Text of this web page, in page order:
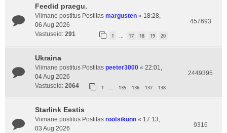
Feedid praegu.
Viimane postitus Postitas margusten « 18:28,
06 Aug 2026
Vastuseid: 291 1 … 17 18 19 20
457693
Ukraina
Viimane postitus Postitas peeter3000 « 22:01,
04 Aug 2026
Vastuseid: 2064 1 … 135 136 137 138
2449395
Starlink Eestis
Viimane postitus Postitas rootsikunn « 17:13,
03 Aug 2026
9316